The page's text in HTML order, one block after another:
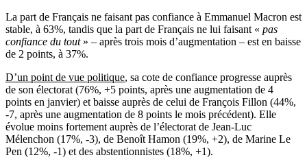
La part de Français ne faisant pas confiance à Emmanuel Macron est
stable, à 63%, tandis que la part de Français ne lui faisant « pas
confiance du tout » – après trois mois d’augmentation – est en baisse
de 2 points, à 37%.
D’un point de vue politique, sa cote de confiance progresse auprès
de son électorat (76%, +5 points, après une augmentation de 4
points en janvier) et baisse auprès de celui de François Fillon (44%,
-7, après une augmentation de 8 points le mois précédent). Elle
évolue moins fortement auprès de l’électorat de Jean-Luc
Mélenchon (17%, -3), de Benoît Hamon (19%, +2), de Marine Le
Pen (12%, -1) et des abstentionnistes (18%, +1).